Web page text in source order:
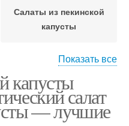
Салаты из пекинской
капусты
Салат из курицы
Показать все
капусты
салат
— лучшие